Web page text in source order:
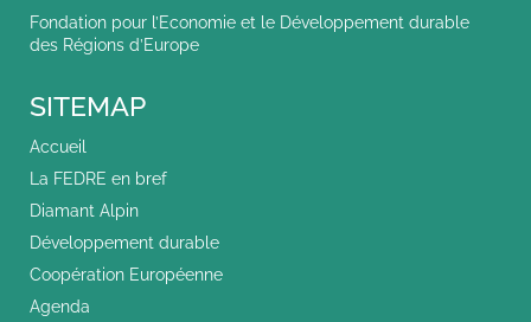
Fondation pour l’Economie et le Développement durable
des Régions d’Europe
SITEMAP
Accueil
La FEDRE en bref
Diamant Alpin
Développement durable
Coopération Européenne
Agenda